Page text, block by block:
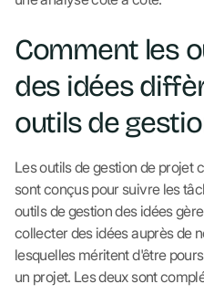
Comment les
des idées
outils de
Les outils de gestion de projet
sont conçus pour suivre les
outils de gestion des idées
collecter des idées auprès de
lesquelles méritent d'être
un projet. Les deux sont